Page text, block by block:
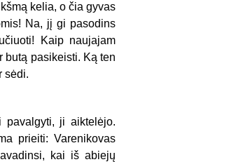
kelia, o čia gyvas
Na, jį gi pasodins
Kaip naujajam
butą pasikeisti. Ką ten
sėdi.
pavalgyti, ji aiktelėjo.
prieiti: Varenikovas
kai iš abiejų